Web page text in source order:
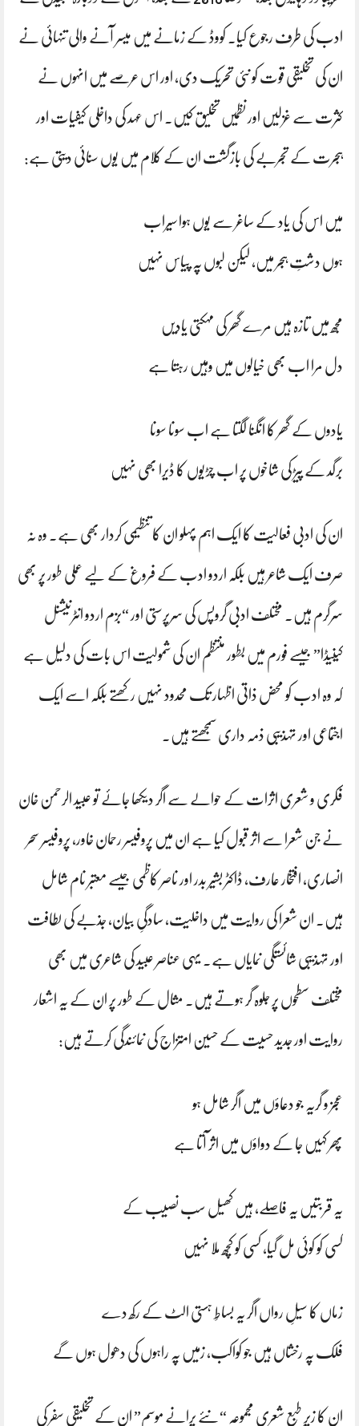
ادب کی طرف رجوع کیا۔ کووڈ کے زمانے میں میسر آنے والی تنہائی نے
ان کی تخلیقی قوت کو نئی تحریک دی، اور اس عرصے میں انہوں نے
کثرت سے غزلیں اور نظمیں تخلیق کیں۔ اس عہد کی داخلی کیفیات اور
ہجرت کے تجربے کی بازگشت ان کے کلام میں یوں سنائی دیتی ہے:
میں اس کی یاد کے ساغر سے یوں ہوا سیراب
ہوں دشتِ ہجر میں، لیکن لبوں پہ پیاس نہیں
مجھ میں تازہ ہیں مرے گھر کی مہکتی یادیں
دل مرا اب بھی خیالوں میں وہیں رہتا ہے
یادوں کے گھر کا انگنا لگتا ہے اب سونا سونا
برگد کے پیڑ کی شاخوں پر اب چڑیوں کا ڈیرا بھی نہیں
ان کی ادبی فعالیت کا ایک اہم پہلو ان کا تنظیمی کردار بھی ہے۔ وہ نہ
صرف ایک شاعر ہیں بلکہ اردو ادب کے فروغ کے لیے عملی طور پر بھی
سرگرم ہیں۔ مختلف ادبی گروپس کی سرپرستی اور “بزم اردو انٹرنیشنل
کینیڈا” جیسے فورم میں بطور منتظم ان کی شمولیت اس بات کی دلیل ہے
کہ وہ ادب کو محض ذاتی اظہار تک محدود نہیں رکھتے بلکہ اسے ایک
اجتماعی اور تہذیبی ذمہ داری سمجھتے ہیں۔
فکری و شعری اثرات کے حوالے سے اگر دیکھا جائے تو عبید الرحمن خان
نے جن شعرا سے اثر قبول کیا ہے ان میں پروفیسر رحمان خاور، پروفیسر سحر
انصاری، افتخار عارف، ڈاکٹر بشیر بدر اور ناصر کاظمی جیسے معتبر نام شامل
ہیں۔ ان شعرا کی روایت میں داخلیت، سادگیِ بیان، جذبے کی لطافت
اور تہذیبی شائستگی نمایاں ہے۔ یہی عناصر عبید کی شاعری میں بھی
مختلف سطحوں پر جلوہ گر ہوتے ہیں۔ مثال کے طور پر ان کے یہ اشعار
روایت اور جدید حسیت کے حسین امتزاج کی نمائندگی کرتے ہیں:
عجز و گریہ جو دعاؤں میں اگر شامل ہو
پھر کہیں جا کے دواؤں میں اثر آتا ہے
یہ قربتیں یہ فاصلے، ہیں کھیل سب نصیب کے
کسی کو کوئی مل گیا، کسی کو کچھ ملا نہیں
زماں کا سیلِ رواں اگر یہ بساطِ ہستی الٹ کے رکھ دے
فلک پہ رخشاں ہیں جو کواکب، زمیں پہ راہوں کی دھول ہوں گے
ان کا زیرِ طبع شعری مجموعہ “نئے پرانے موسم” ان کے تخلیقی سفر کی